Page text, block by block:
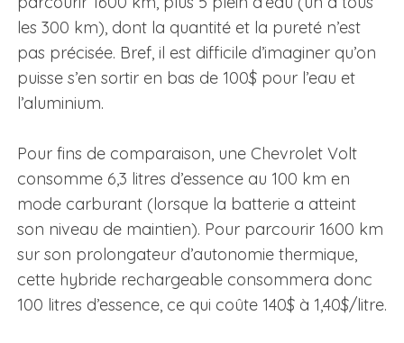
les 300 km), dont la quantité et la pureté n’est
pas précisée. Bref, il est difficile d’imaginer qu’on
puisse s’en sortir en bas de 100$ pour l’eau et
l’aluminium.
Pour fins de comparaison, une Chevrolet Volt
consomme 6,3 litres d’essence au 100 km en
mode carburant (lorsque la batterie a atteint
son niveau de maintien). Pour parcourir 1600 km
sur son prolongateur d’autonomie thermique,
cette hybride rechargeable consommera donc
100 litres d’essence, ce qui coûte 140$ à 1,40$/litre.